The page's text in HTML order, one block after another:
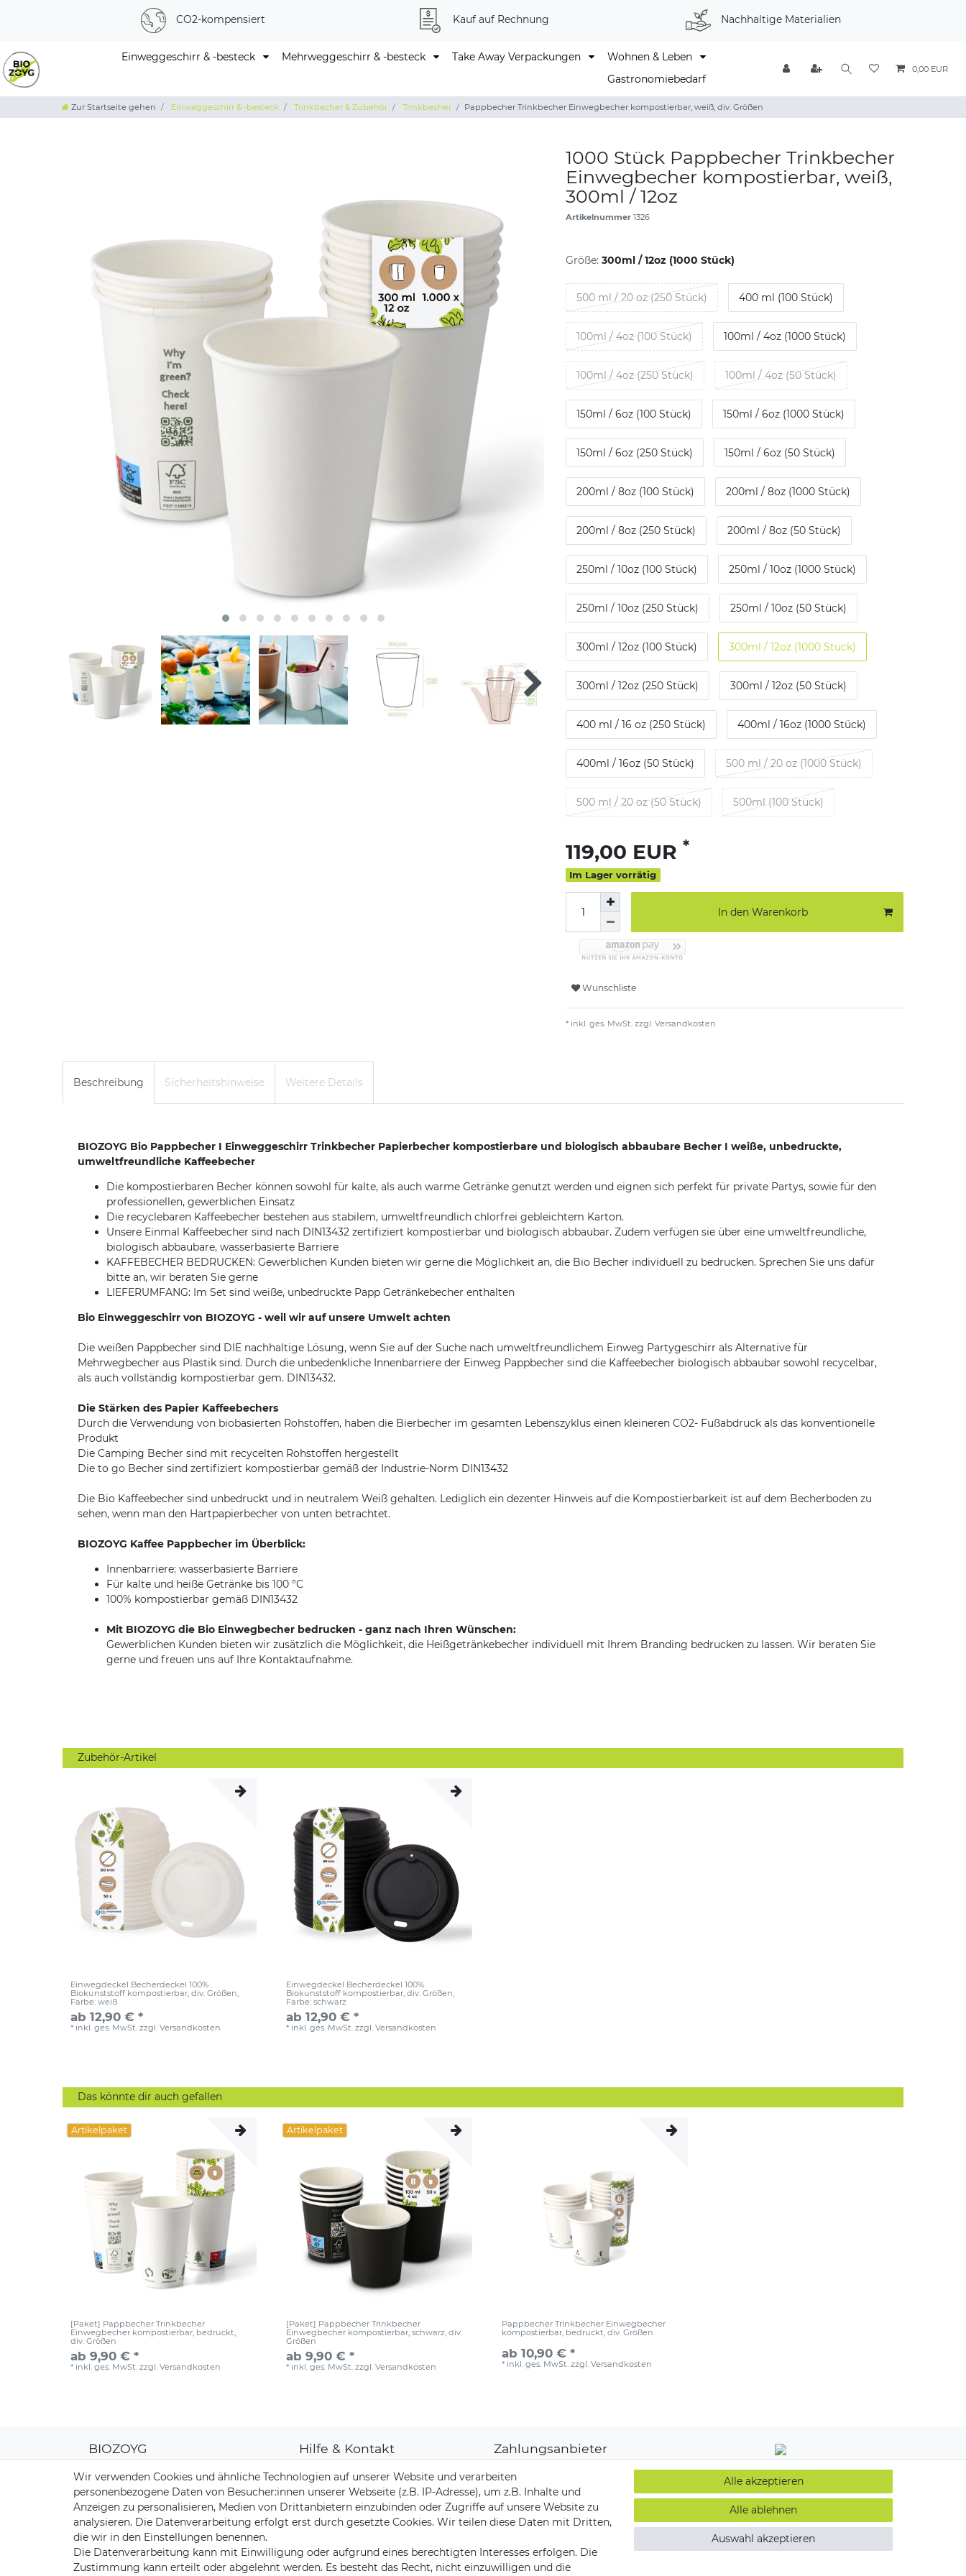
CO2-kompensiert Kauf auf Rechnung Nachhaltige Materialien
Einweggeschirr & -besteck Mehrweggeschirr & -besteck Take Away Verpackungen
Wohnen & Leben
Gastronomiebedarf
0,00 EUR
Zur Startseite gehen Einweggeschirr & -besteck Trinkbecher & Zubehör Trinkbecher Pappbecher Trinkbecher Einwegbecher kompostierbar, weiß, div. Größen
1000 Stück Pappbecher Trinkbecher
Einwegbecher kompostierbar, weiß,
300ml / 12oz
Artikelnummer 1326
Größe: 300ml / 12oz (1000 Stück)
500 ml / 20 oz (250 Stück) 400 ml (100 Stück)
100ml / 4oz (100 Stück) 100ml / 4oz (1000 Stück)
100ml / 4oz (250 Stück) 100ml / 4oz (50 Stück)
150ml / 6oz (100 Stück) 150ml / 6oz (1000 Stück)
150ml / 6oz (250 Stück) 150ml / 6oz (50 Stück)
200ml / 8oz (100 Stück) 200ml / 8oz (1000 Stück)
200ml / 8oz (250 Stück) 200ml / 8oz (50 Stück)
250ml / 10oz (100 Stück) 250ml / 10oz (1000 Stück)
250ml / 10oz (250 Stück) 250ml / 10oz (50 Stück)
300ml / 12oz (100 Stück) 300ml / 12oz (1000 Stück)
300ml / 12oz (250 Stück) 300ml / 12oz (50 Stück)
400 ml / 16 oz (250 Stück) 400ml / 16oz (1000 Stück)
400ml / 16oz (50 Stück) 500 ml / 20 oz (1000 Stück)
500 ml / 20 oz (50 Stück) 500ml (100 Stück)
119,00 EUR *
Im Lager vorrätig
In den Warenkorb
Wunschliste
* inkl. ges. MwSt. zzgl. Versandkosten
Beschreibung Sicherheitshinweise Weitere Details
BIOZOYG Bio Pappbecher I Einweggeschirr Trinkbecher Papierbecher kompostierbare und biologisch abbaubare Becher I weiße, unbedruckte,
umweltfreundliche Kaffeebecher
Die kompostierbaren Becher können sowohl für kalte, als auch warme Getränke genutzt werden und eignen sich perfekt für private Partys, sowie für den
professionellen, gewerblichen Einsatz
Die recyclebaren Kaffeebecher bestehen aus stabilem, umweltfreundlich chlorfrei gebleichtem Karton.
Unsere Einmal Kaffeebecher sind nach DIN13432 zertifiziert kompostierbar und biologisch abbaubar. Zudem verfügen sie über eine umweltfreundliche,
biologisch abbaubare, wasserbasierte Barriere
KAFFEBECHER BEDRUCKEN: Gewerblichen Kunden bieten wir gerne die Möglichkeit an, die Bio Becher individuell zu bedrucken. Sprechen Sie uns dafür
bitte an, wir beraten Sie gerne
LIEFERUMFANG: Im Set sind weiße, unbedruckte Papp Getränkebecher enthalten
Bio Einweggeschirr von BIOZOYG - weil wir auf unsere Umwelt achten
Die weißen Pappbecher sind DIE nachhaltige Lösung, wenn Sie auf der Suche nach umweltfreundlichem Einweg Partygeschirr als Alternative für
Mehrwegbecher aus Plastik sind. Durch die unbedenkliche Innenbarriere der Einweg Pappbecher sind die Kaffeebecher biologisch abbaubar sowohl recycelbar,
als auch vollständig kompostierbar gem. DIN13432.
Die Stärken des Papier Kaffeebechers
Durch die Verwendung von biobasierten Rohstoffen, haben die Bierbecher im gesamten Lebenszyklus einen kleineren CO2- Fußabdruck als das konventionelle
Produkt
Die Camping Becher sind mit recycelten Rohstoffen hergestellt
Die to go Becher sind zertifiziert kompostierbar gemäß der Industrie-Norm DIN13432
Die Bio Kaffeebecher sind unbedruckt und in neutralem Weiß gehalten. Lediglich ein dezenter Hinweis auf die Kompostierbarkeit ist auf dem Becherboden zu
sehen, wenn man den Hartpapierbecher von unten betrachtet.
BIOZOYG Kaffee Pappbecher im Überblick:
Innenbarriere: wasserbasierte Barriere
Für kalte und heiße Getränke bis 100 °C
100% kompostierbar gemäß DIN13432
Mit BIOZOYG die Bio Einwegbecher bedrucken - ganz nach Ihren Wünschen:
Gewerblichen Kunden bieten wir zusätzlich die Möglichkeit, die Heißgetränkebecher individuell mit Ihrem Branding bedrucken zu lassen. Wir beraten Sie
gerne und freuen uns auf Ihre Kontaktaufnahme.
Zubehör-Artikel
Einwegdeckel Becherdeckel 100%
Biokunststoff kompostierbar, div. Größen,
Farbe: weiß
ab 12,90 € *
* inkl. ges. MwSt. zzgl.Versandkosten
Einwegdeckel Becherdeckel 100%
Biokunststoff kompostierbar, div. Größen,
Farbe: schwarz
ab 12,90 € *
* inkl. ges. MwSt. zzgl.Versandkosten
Das könnte dir auch gefallen
Artikelpaket
[Paket] Pappbecher Trinkbecher
Einwegbecher kompostierbar, bedruckt,
div. Größen
ab 9,90 € *
* inkl. ges. MwSt. zzgl.Versandkosten
Artikelpaket
[Paket] Pappbecher Trinkbecher
Einwegbecher kompostierbar, schwarz, div.
Größen
ab 9,90 € *
* inkl. ges. MwSt. zzgl.Versandkosten
Pappbecher Trinkbecher Einwegbecher
kompostierbar, bedruckt, div. Größen
ab 10,90 € *
* inkl. ges. MwSt. zzgl.Versandkosten
BIOZOYG
CO2-Kompensation
Unsere Materialien
Palmblatt Produktion
Hilfe & Kontakt
Zahlungsarten
Versand & Lieferung
Rücksendungen
Kontakt zu uns
Zahlungsanbieter
Versandpartner
Wir verwenden Cookies und ähnliche Technologien auf unserer Website und verarbeiten
personenbezogene Daten von Besucher:innen unserer Webseite (z.B. IP-Adresse), um z.B. Inhalte und
Anzeigen zu personalisieren, Medien von Drittanbietern einzubinden oder Zugriffe auf unsere Website zu
analysieren. Die Datenverarbeitung erfolgt erst durch gesetzte Cookies. Wir teilen diese Daten mit Dritten,
die wir in den Einstellungen benennen.
Die Datenverarbeitung kann mit Einwilligung oder aufgrund eines berechtigten Interesses erfolgen. Die
Zustimmung kann erteilt oder abgelehnt werden. Es besteht das Recht, nicht einzuwilligen und die
Alle akzeptieren
Alle ablehnen
Auswahl akzeptieren